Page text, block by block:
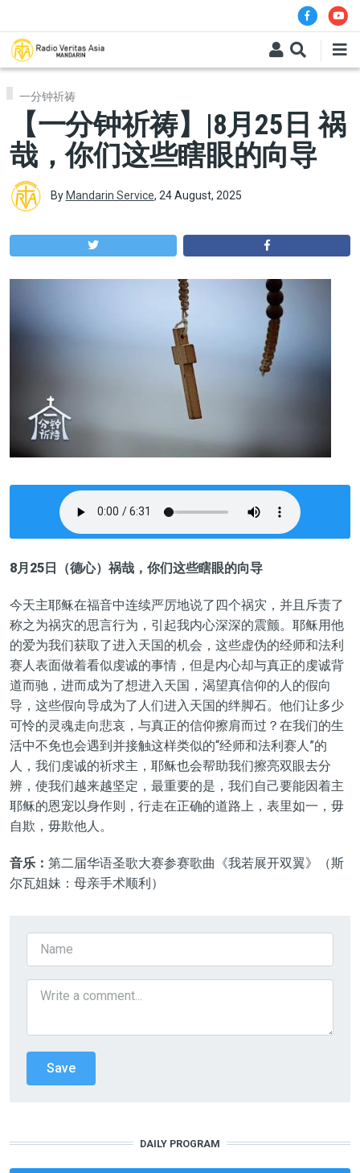
一分钟祈祷
【一分钟祈祷】|8月25日 祸
哉，你们这些瞎眼的向导
By Mandarin Service, 24 August, 2025
8月25日（德心）祸哉，你们这些瞎眼的向导
今天主耶稣在福音中连续严厉地说了四个祸灾，并且斥责了
称之为祸灾的思言行为，引起我内心深深的震颤。耶稣用他
的爱为我们获取了进入天国的机会，这些虚伪的经师和法利
赛人表面做着看似虔诚的事情，但是内心却与真正的虔诚背
道而驰，进而成为了想进入天国，渴望真信仰的人的假向
导，这些假向导成为了人们进入天国的绊脚石。他们让多少
可怜的灵魂走向悲哀，与真正的信仰擦肩而过？在我们的生
活中不免也会遇到并接触这样类似的“经师和法利赛人”的
人，我们虔诚的祈求主，耶稣也会帮助我们擦亮双眼去分
辨，使我们越来越坚定，最重要的是，我们自己要能因着主
耶稣的恩宠以身作则，行走在正确的道路上，表里如一，毋
自欺，毋欺他人。
音乐： 第二届华语圣歌大赛参赛歌曲《我若展开双翼》（斯
尔瓦姐妹：母亲手术顺利）
DAILY PROGRAM